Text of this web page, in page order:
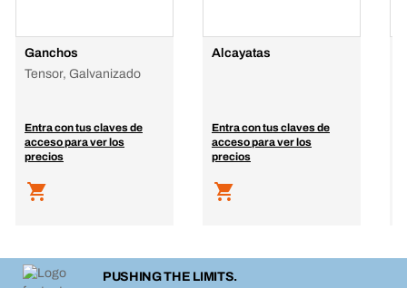
Ganchos
Tensor, Galvanizado
Entra con tus claves de
acceso para ver los
precios
Alcayatas
Entra con tus claves de
acceso para ver los
precios
PUSHING THE LIMITS.